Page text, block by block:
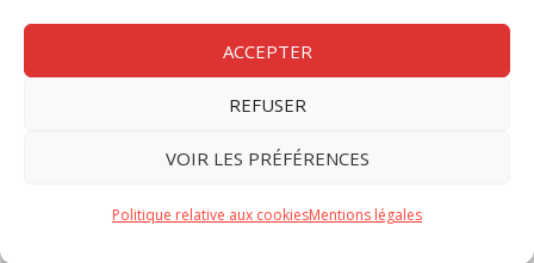
ACCEPTER
REFUSER
VOIR LES PRÉFÉRENCES
Politique relative aux cookiesMentions légales
Nous contacter